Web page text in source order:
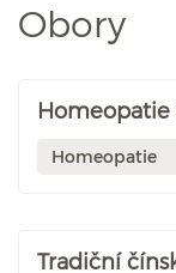
Obory
Homeopatie
Tradiční